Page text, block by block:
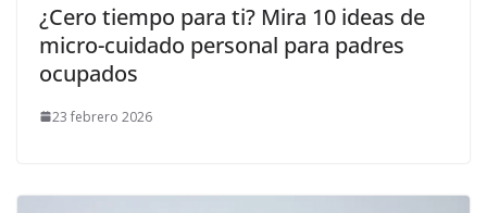
¿Cero tiempo para ti? Mira 10 ideas de
micro-cuidado personal para padres
ocupados
23 febrero 2026